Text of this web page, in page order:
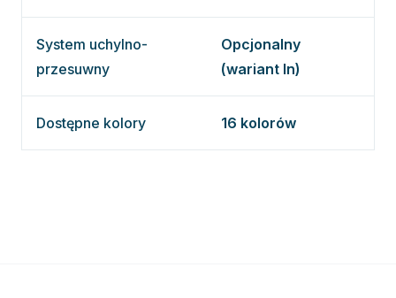
System uchylno-
przesuwny
Opcjonalny
(wariant In)
Dostępne kolory 16 kolorów